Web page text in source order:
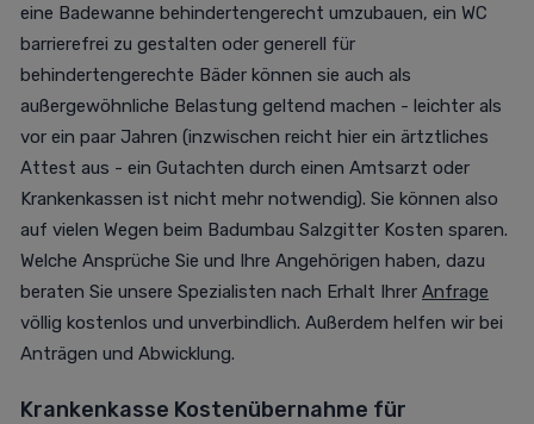
eine Badewanne behindertengerecht umzubauen, ein WC
barrierefrei zu gestalten oder generell für
behindertengerechte Bäder können sie auch als
außergewöhnliche Belastung geltend machen - leichter als
vor ein paar Jahren (inzwischen reicht hier ein ärtztliches
Attest aus - ein Gutachten durch einen Amtsarzt oder
Krankenkassen ist nicht mehr notwendig). Sie können also
auf vielen Wegen beim Badumbau Salzgitter Kosten sparen.
Welche Ansprüche Sie und Ihre Angehörigen haben, dazu
beraten Sie unsere Spezialisten nach Erhalt Ihrer Anfrage
völlig kostenlos und unverbindlich. Außerdem helfen wir bei
Anträgen und Abwicklung.
Krankenkasse Kostenübernahme für